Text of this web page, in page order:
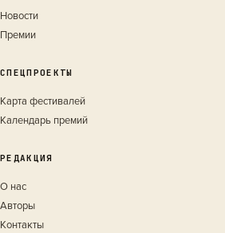
Новости
Премии
СПЕЦПРОЕКТЫ
Карта фестивалей
Календарь премий
РЕДАКЦИЯ
О нас
Авторы
Контакты